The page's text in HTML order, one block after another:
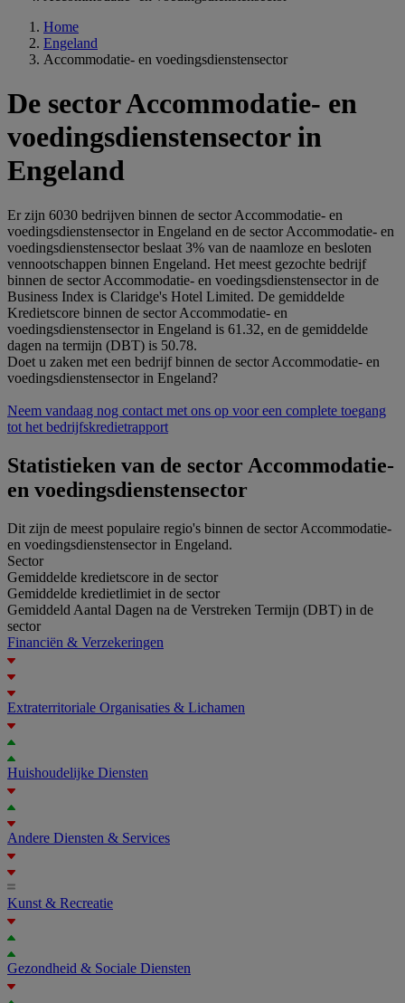
Home
Engeland
Accommodatie- en voedingsdienstensector
De sector Accommodatie- en
voedingsdienstensector in
Engeland
Er zijn 6030 bedrijven binnen de sector Accommodatie- en
voedingsdienstensector in Engeland en de sector Accommodatie- en
voedingsdienstensector beslaat 3% van de naamloze en besloten
vennootschappen binnen Engeland. Het meest gezochte bedrijf
binnen de sector Accommodatie- en voedingsdienstensector in de
Business Index is Claridge's Hotel Limited. De gemiddelde
Kredietscore binnen de sector Accommodatie- en
voedingsdienstensector in Engeland is 61.32, en de gemiddelde
dagen na termijn (DBT) is 50.78.
Doet u zaken met een bedrijf binnen de sector Accommodatie- en
voedingsdienstensector in Engeland?
Neem vandaag nog contact met ons op voor een complete toegang
tot het bedrijfskredietrapport
Statistieken van de sector Accommodatie-
en voedingsdienstensector
Dit zijn de meest populaire regio's binnen de sector Accommodatie-
en voedingsdienstensector in Engeland.
Sector
Gemiddelde kredietscore in de sector
Gemiddelde kredietlimiet in de sector
Gemiddeld Aantal Dagen na de Verstreken Termijn (DBT) in de
sector
Financiën & Verzekeringen
Extraterritoriale Organisaties & Lichamen
Huishoudelijke Diensten
Andere Diensten & Services
Kunst & Recreatie
Gezondheid & Sociale Diensten